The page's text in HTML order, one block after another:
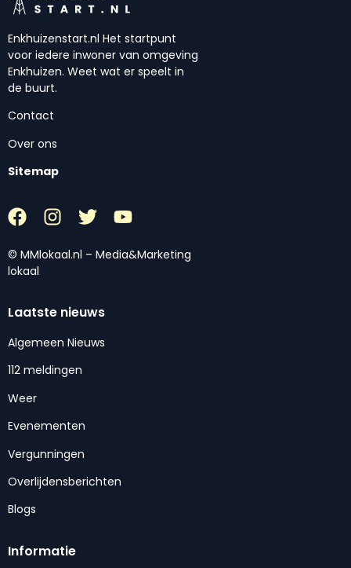
Enkhuizenstart.nl Het startpunt
voor iedere inwoner van omgeving
Enkhuizen. Weet wat er speelt in
de buurt.
Contact
Over ons
Sitemap
© MMlokaal.nl – Media&Marketing
lokaal
Laatste nieuws
Algemeen Nieuws
112 meldingen
Weer
Evenementen
Vergunningen
Overlijdensberichten
Blogs
Informatie